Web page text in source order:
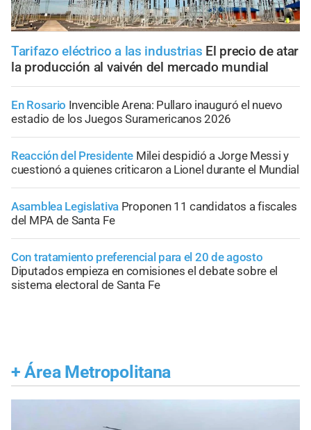
Tarifazo eléctrico a las industrias El precio de atar
la producción al vaivén del mercado mundial
En Rosario Invencible Arena: Pullaro inauguró el nuevo
estadio de los Juegos Suramericanos 2026
Reacción del Presidente Milei despidió a Jorge Messi y
cuestionó a quienes criticaron a Lionel durante el Mundial
Asamblea Legislativa Proponen 11 candidatos a fiscales
del MPA de Santa Fe
Con tratamiento preferencial para el 20 de agosto
Diputados empieza en comisiones el debate sobre el
sistema electoral de Santa Fe
+ Área Metropolitana